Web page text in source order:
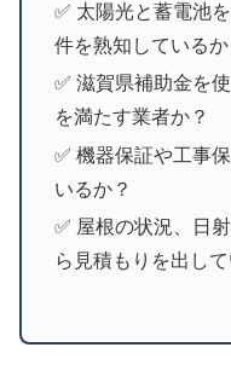
✅ 太陽光と蓄電池
件を熟知しているか
✅ 滋賀県補助金を
を満たす業者か？
✅ 機器保証や工事
いるか？
✅ 屋根の状況、日
ら見積もりを出して